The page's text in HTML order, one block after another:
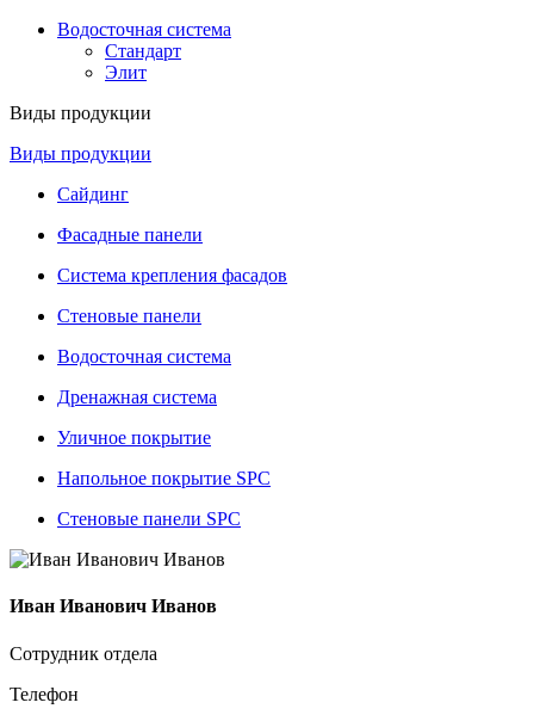
Водосточная система
Стандарт
Элит
Виды продукции
Виды продукции
Сайдинг
Фасадные панели
Система крепления фасадов
Стеновые панели
Водосточная система
Дренажная система
Уличное покрытие
Напольное покрытие SPC
Стеновые панели SPC
Иван Иванович Иванов
Сотрудник отдела
Телефон